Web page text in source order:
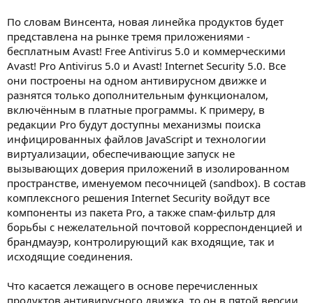
По словам Винсента, новая линейка продуктов будет
представлена на рынке тремя приложениями -
бесплатным Avast! Free Antivirus 5.0 и коммерческими
Avast! Pro Antivirus 5.0 и Avast! Internet Security 5.0. Все
они построены на одном антивирусном движке и
разнятся только дополнительным функционалом,
включённым в платные программы. К примеру, в
редакции Pro будут доступны механизмы поиска
инфицированных файлов JavaScript и технологии
виртуализации, обеспечивающие запуск не
вызывающих доверия приложений в изолированном
пространстве, именуемом песочницей (sandbox). В состав
комплексного решения Internet Security войдут все
компоненты из пакета Pro, а также спам-фильтр для
борьбы с нежелательной почтовой корреспонденцией и
брандмауэр, контролирующий как входящие, так и
исходящие соединения.
Что касается лежащего в основе перечисленных
продуктов антивирусного движка, то он в пятой версии